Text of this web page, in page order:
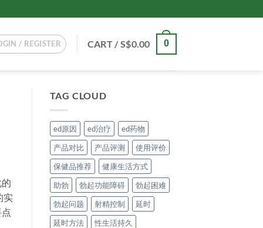
/ REGISTER CART /S$0.00 0
实
TAG CLOUD
ed原因 ed治疗
ed药物
产品对比
产品评测
使用评价
保健品推荐
健康生活方式
助勃
勃起功能障碍
勃起困难
勃起问题
射精控制
延时
延时方法
性生活持久